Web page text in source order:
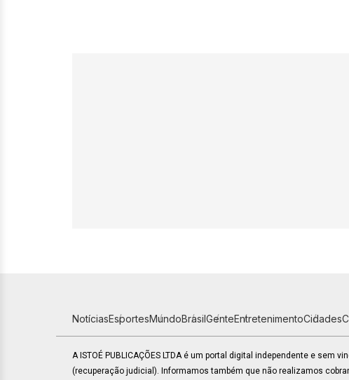
NotíciasEsportesMundoBrasilGenteEntretenimentoCidades
A ISTOÉ PUBLICAÇÕES LTDA é um portal digital independente e sem
(recuperação judicial). Informamos também que não realizamos